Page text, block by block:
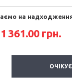
на
1 361.00 грн.